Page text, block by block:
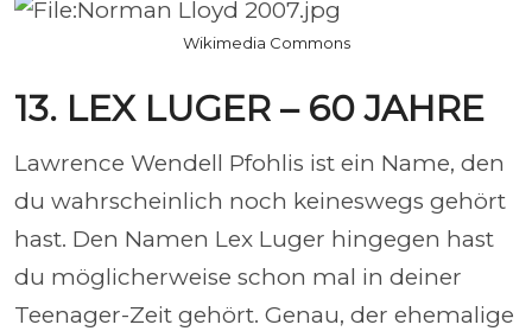
Wikimedia Commons
13. LEX LUGER – 60 JAHRE
Lawrence Wendell Pfohlis ist ein Name, den
du wahrscheinlich noch keineswegs gehört
hast. Den Namen Lex Luger hingegen hast
du möglicherweise schon mal in deiner
Teenager-Zeit gehört. Genau, der ehemalige